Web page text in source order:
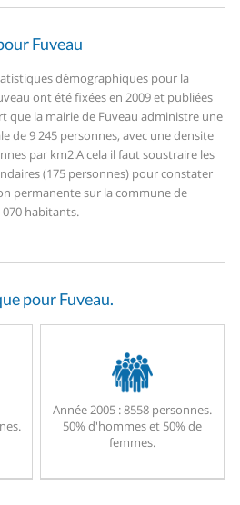
Fuveau
démographiques pour la
ont été fixées en 2009 et publiées
que la mairie de Fuveau administre une
de 9 245 personnes, avec une densite
par km2.A cela il faut soustraire les
(175 personnes) pour constater
permanente sur la commune de
070 habitants.
pour Fuveau.
Année 2005 :8558 personnes.
50% d'hommes et 50% de
femmes.